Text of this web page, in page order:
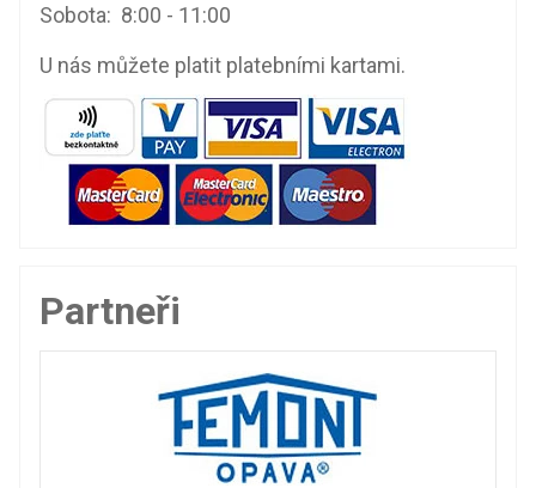
Sobota: 8:00 - 11:00
U nás můžete platit platebními kartami.
Partneři